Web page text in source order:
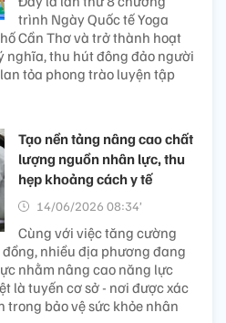
trình Ngày Quốc tế Yoga
Cần Thơ và trở thành hoạt
nghĩa, thu hút đông đảo người
tỏa phong trào luyện tập
Tạo nền tảng nâng cao chất
lượng nguồn nhân lực, thu
hẹp khoảng cách y tế
14/06/2026 08:34’
Cùng với việc tăng cường
nhiều địa phương đang
nhằm nâng cao năng lực
là tuyến cơ sở - nơi được xác
trong bảo vệ sức khỏe nhân